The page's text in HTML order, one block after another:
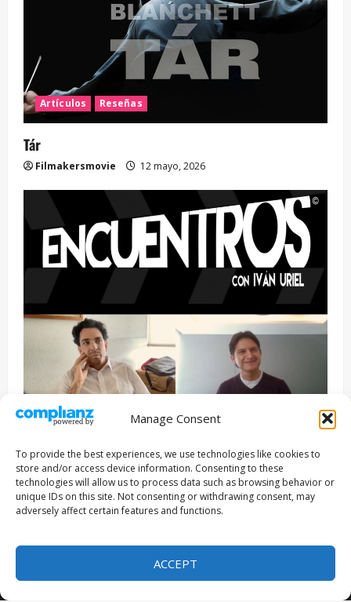
Manage Consent
To provide the best experiences, we use technologies like cookies to
store and/or access device information. Consenting to these
technologies will allow us to process data such as browsing behavior or
unique IDs on this site. Not consenting or withdrawing consent, may
adversely affect certain features and functions.
ACCEPT
Artículos Reseñas
Tár
Filmakersmovie 12 mayo, 2026
Entrevista Series
ENCUENTROS CON IVÁN URIEL T3E22: JUAN PATRICIO
RIVEROLL
Filmakersmovie 5 mayo, 2026
Copyright © Todos los derechos reservados 2026
MoreNewspor AF themes.